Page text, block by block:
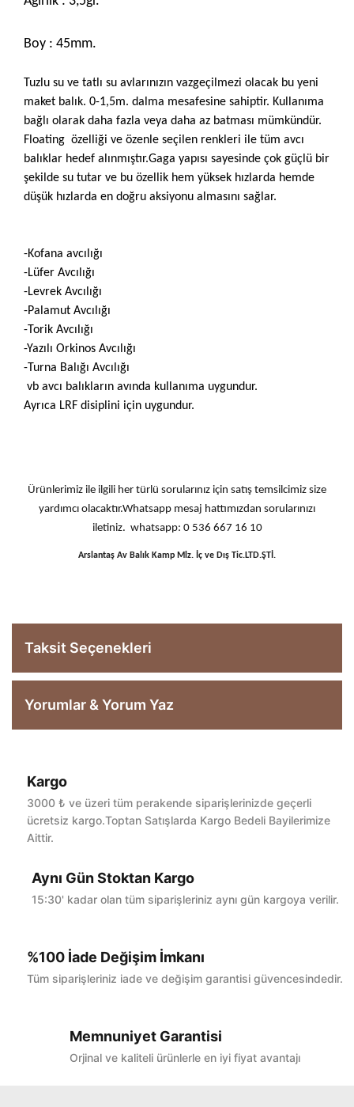
Boy : 45mm.
Tuzlu su ve tatlı su avlarınızın vazgeçilmezi olacak bu yeni
maket balık. 0-1,5m. dalma mesafesine sahiptir. Kullanıma
bağlı olarak daha fazla veya daha az batması mümkündür.
Floating özelliği ve özenle seçilen renkleri ile tüm avcı
balıklar hedef alınmıştır.Gaga yapısı sayesinde çok güçlü bir
şekilde su tutar ve bu özellik hem yüksek hızlarda hemde
düşük hızlarda en doğru aksiyonu almasını sağlar.
-Kofana avcılığı
-Lüfer Avcılığı
-Levrek Avcılığı
-Palamut Avcılığı
-Torik Avcılığı
-Yazılı Orkinos Avcılığı
-Turna Balığı Avcılığı
vb avcı balıkların avında kullanıma uygundur.
Ayrıca LRF disiplini için uygundur.
Ürünlerimiz ile ilgili her türlü sorularınız için satış temsilcimiz size
yardımcı olacaktır.Whatsapp mesaj hattımızdan sorularınızı
iletiniz. whatsapp: 0 536 667 16 10
Arslantaş Av Balık Kamp Mlz. İç ve Dış Tic.LTD.ŞTİ.
Taksit Seçenekleri
Yorumlar & Yorum Yaz
Bu ürüne ilk yorumu siz yapın!
Kargo
3000 ₺ ve üzeri tüm perakende siparişlerinizde geçerli
ücretsiz kargo.Toptan Satışlarda Kargo Bedeli Bayilerimize
Aittir.
Aynı Gün Stoktan Kargo
15:30' kadar olan tüm siparişleriniz aynı gün kargoya verilir.
%100 İade Değişim İmkanı
Tüm siparişleriniz iade ve değişim garantisi güvencesindedir.
Memnuniyet Garantisi
Orjinal ve kaliteli ürünlerle en iyi fiyat avantajı